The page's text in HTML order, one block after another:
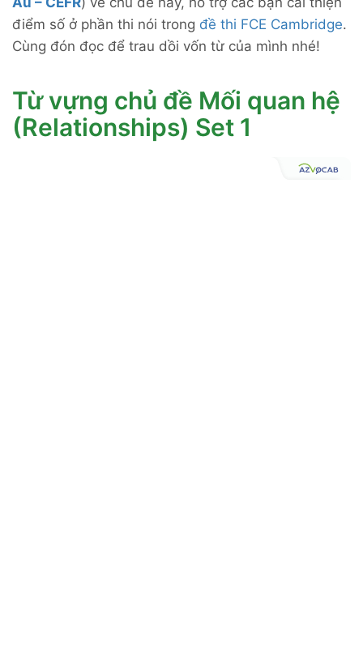
điểm số ở phần thi nói trong đề thi FCE Cambridge.
Cùng đón đọc để trau dồi vốn từ của mình nhé!
Từ vựng chủ đề Mối quan hệ
(Relationships) Set 1